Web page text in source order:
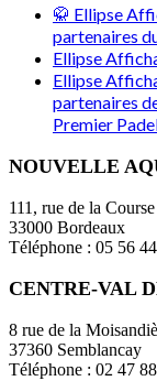
🥋 Ellipse
partenaires
Ellipse
Ellipse
partenaires
Premier
NOUVELLE
111, rue de la Course
33000 Bordeaux
Téléphone : 05 56
CENTRE-VAL
8 rue de la
37360 Semblancay
Téléphone : 02 47